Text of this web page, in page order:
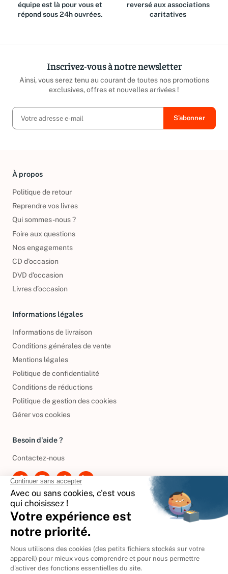
équipe est là pour vous et
répond sous 24h ouvrées.
reversé aux associations
caritatives
Inscrivez-vous à notre newsletter
Ainsi, vous serez tenu au courant de toutes nos promotions
exclusives, offres et nouvelles arrivées !
À propos
Politique de retour
Reprendre vos livres
Qui sommes-nous ?
Foire aux questions
Nos engagements
CD d'occasion
DVD d'occasion
Livres d’occasion
Informations légales
Informations de livraison
Conditions générales de vente
Mentions légales
Politique de confidentialité
Conditions de réductions
Politique de gestion des cookies
Gérer vos cookies
Besoin d'aide ?
Contactez-nous
International
🇪🇸 Espagne
🇩🇪Allemagne
🇮🇹 Italie